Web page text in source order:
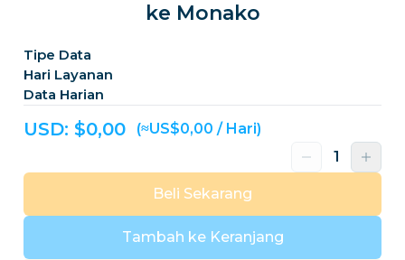
ke Monako
Tipe Data
Hari Layanan
Data Harian
USD: $0,00 (≈US$0,00 / Hari)
Tambah ke Keranjang
Beli Sekarang